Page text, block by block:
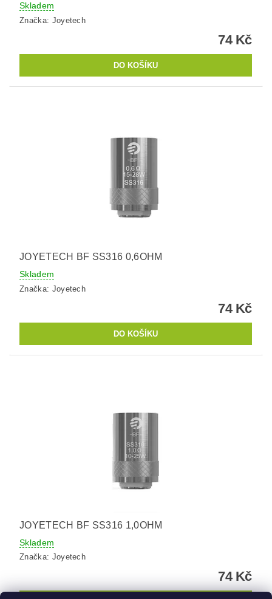
Skladem
Značka: Joyetech
74 Kč
JOYETECH BF SS316 0,6OHM
Skladem
Značka: Joyetech
74 Kč
JOYETECH BF SS316 1,0OHM
Skladem
Značka: Joyetech
74 Kč